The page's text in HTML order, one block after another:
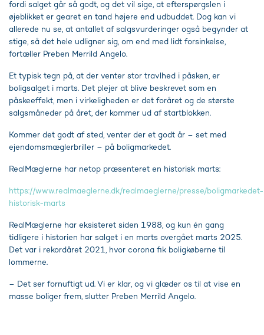
fordi salget går så godt, og det vil sige, at efterspørgslen i
øjeblikket er gearet en tand højere end udbuddet. Dog kan vi
allerede nu se, at antallet af salgsvurderinger også begynder at
stige, så det hele udligner sig, om end med lidt forsinkelse,
fortæller Preben Merrild Angelo.
Et typisk tegn på, at der venter stor travlhed i påsken, er
boligsalget i marts. Det plejer at blive beskrevet som en
påskeeffekt, men i virkeligheden er det foråret og de største
salgsmåneder på året, der kommer ud af startblokken.
Kommer det godt af sted, venter der et godt år – set med
ejendomsmæglerbriller – på boligmarkedet.
RealMæglerne har netop præsenteret en historisk marts:
https://www.realmaeglerne.dk/realmaeglerne/presse/boligmarkedet-
historisk-marts
RealMæglerne har eksisteret siden 1988, og kun én gang
tidligere i historien har salget i en marts overgået marts 2025.
Det var i rekordåret 2021, hvor corona fik boligkøberne til
lommerne.
– Det ser fornuftigt ud. Vi er klar, og vi glæder os til at vise en
masse boliger frem, slutter Preben Merrild Angelo.